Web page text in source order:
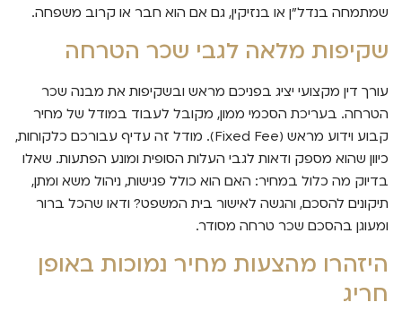
שמתמחה בנדל"ן או בנזיקין, גם אם הוא חבר או קרוב משפחה.
שקיפות מלאה לגבי שכר הטרחה
עורך דין מקצועי יציג בפניכם מראש ובשקיפות את מבנה שכר
הטרחה. בעריכת הסכמי ממון, מקובל לעבוד במודל של מחיר
קבוע וידוע מראש (Fixed Fee). מודל זה עדיף עבורכם כלקוחות,
כיוון שהוא מספק ודאות לגבי העלות הסופית ומונע הפתעות. שאלו
בדיוק מה כלול במחיר: האם הוא כולל פגישות, ניהול משא ומתן,
תיקונים להסכם, והגשה לאישור בית המשפט? ודאו שהכל ברור
ומעוגן בהסכם שכר טרחה מסודר.
היזהרו מהצעות מחיר נמוכות באופן
חריג